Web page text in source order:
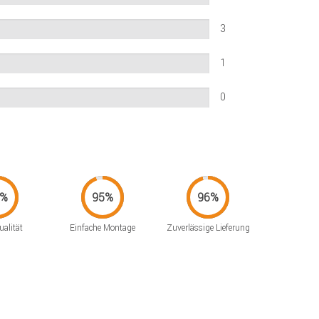
3
1
0
Einfache Montage Zuverlässige Lieferung